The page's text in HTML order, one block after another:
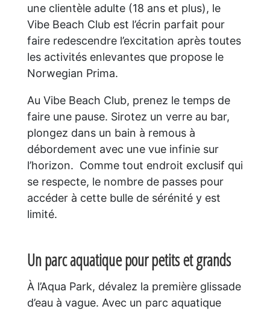
une clientèle adulte (18 ans et plus), le
Vibe Beach Club est l’écrin parfait pour
faire redescendre l’excitation après toutes
les activités enlevantes que propose le
Norwegian Prima.
Au Vibe Beach Club, prenez le temps de
faire une pause. Sirotez un verre au bar,
plongez dans un bain à remous à
débordement avec une vue infinie sur
l’horizon. Comme tout endroit exclusif qui
se respecte, le nombre de passes pour
accéder à cette bulle de sérénité y est
limité.
Un parc aquatique pour petits et grands
À l’Aqua Park, dévalez la première glissade
d’eau à vague. Avec un parc aquatique